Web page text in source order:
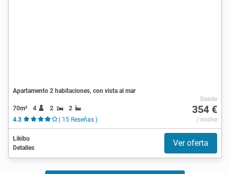
Apartamento 2 habitaciones, con vista al mar
70m² 4 2
2
4.3
( 15 Reseñas )
Desde
354 €
/ noche
Likibu
Detalles
Ver oferta